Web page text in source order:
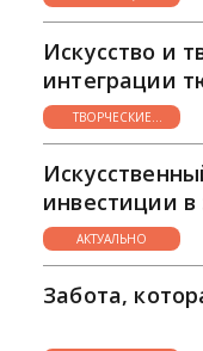
НУЖНО
Искусство и
интеграции
ТВОРЧЕСКИЕ
ГОРИЗОНТЫ
инвестиции в
АКТУАЛЬНО
Забота,